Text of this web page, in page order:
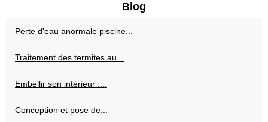
Blog
Perte d'eau anormale piscine...
Traitement des termites au...
Embellir son intérieur :...
Conception et pose de...